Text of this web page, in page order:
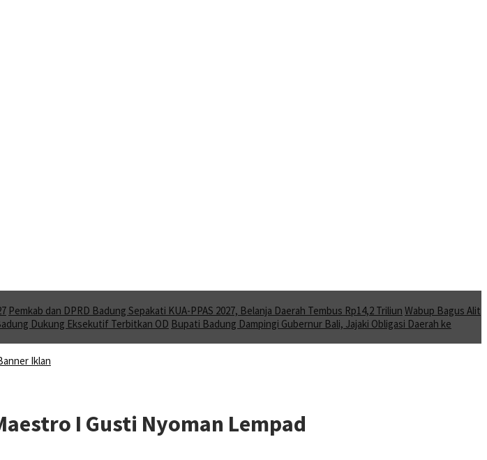
Pemkab dan DPRD Badung Sepakati KUA-PPAS 2027, Belanja Daerah Tembus Rp14,2 Triliun Wabup Bagus Alit
Dukung Eksekutif Terbitkan OD Bupati Badung Dampingi Gubernur Bali, Jajaki Obligasi Daerah ke
I Gusti Nyoman Lempad